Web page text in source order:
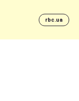
rbc.ua